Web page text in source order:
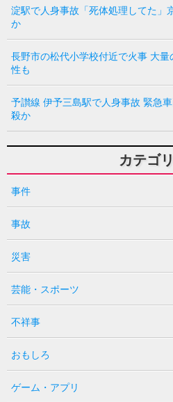
淀駅で人身事故「死体処理してた」
か
長野市の松代小学校付近で火事 大
性も
予讃線 伊予三島駅で人身事故 緊急
殺か
カテゴ
事件
事故
災害
芸能・スポーツ
不祥事
おもしろ
ゲーム・アプリ